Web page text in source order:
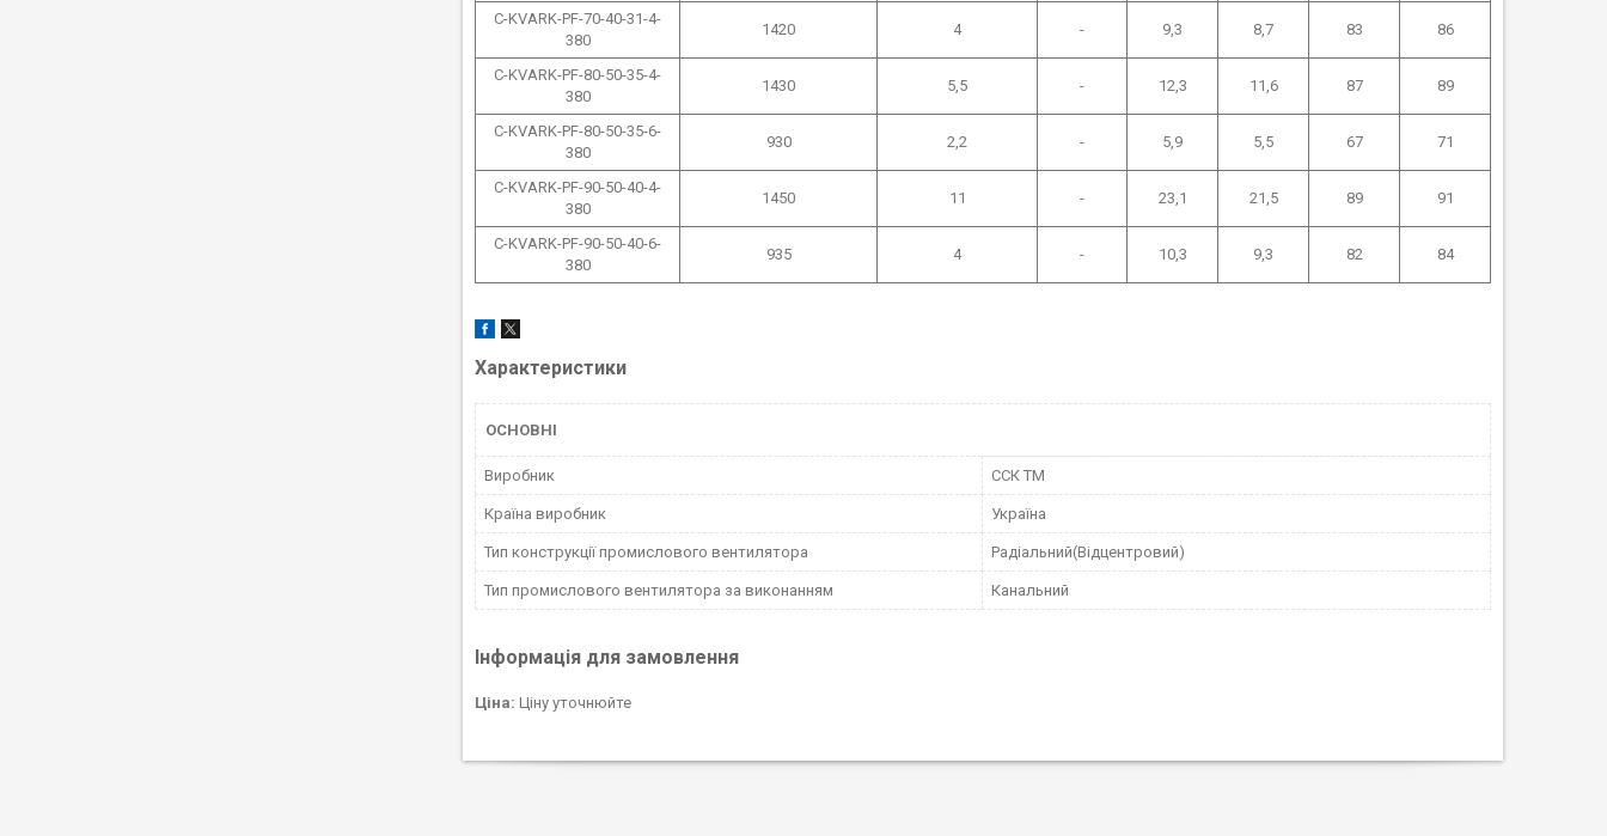
C-KVARK-PF-70-40-31-4-
380
1420 4 - 9,3 8,7 83 86
C-KVARK-PF-80-50-35-4-
380
1430 5,5 - 12,3 11,6 87 89
C-KVARK-PF-80-50-35-6-
380
930 2,2 - 5,9 5,5 67 71
C-KVARK-PF-90-50-40-4-
380
1450 11 - 23,1 21,5 89 91
C-KVARK-PF-90-50-40-6-
380
935 4 - 10,3 9,3 82 84
Характеристики
ОСНОВНІ
Виробник ССК ТМ
Країна виробник Україна
Тип конструкції промислового вентилятора Радіальний(Відцентровий)
Тип промислового вентилятора за виконанням Канальний
Інформація для замовлення
Ціна: Ціну уточнюйте